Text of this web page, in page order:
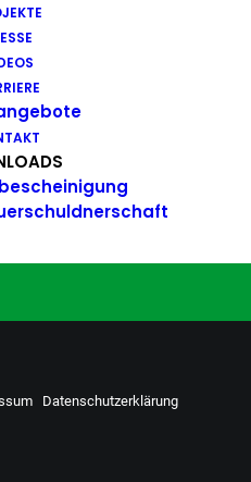
Job mit
ganz einfach
Datenschutzerklärung